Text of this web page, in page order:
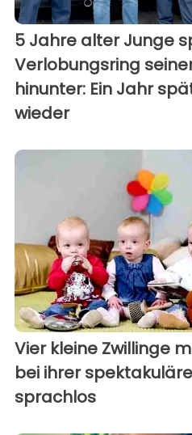
5 Jahre alter Junge
Verlobungsring
hinunter: Ein Jahr
wieder
Vier kleine Zwillinge
bei ihrer
sprachlos